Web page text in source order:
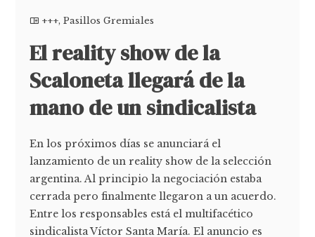
+++,Pasillos Gremiales
El reality show de la
Scaloneta llegará de la
mano de un sindicalista
En los próximos días se anunciará el
lanzamiento de un reality show de la selección
argentina. Al principio la negociación estaba
cerrada pero finalmente llegaron a un acuerdo.
Entre los responsables está el multifacético
sindicalista Víctor Santa María. El anuncio es